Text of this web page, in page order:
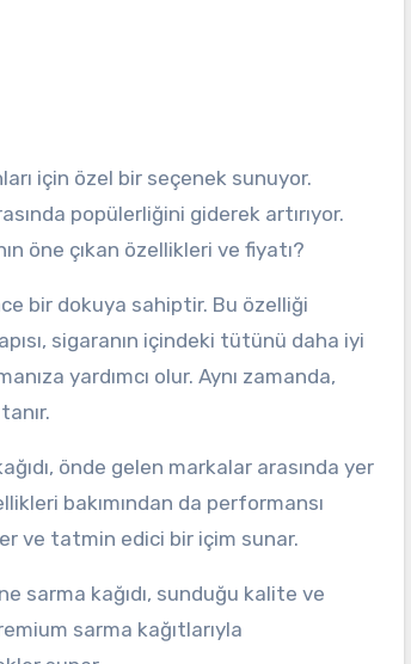
popülerliğini giderek artırıyor.
öne çıkan özellikleri ve fiyatı?
bir dokuya sahiptir. Bu özelliği
sigaranın içindeki tütünü daha iyi
yardımcı olur. Aynı zamanda,
önde gelen markalar arasında yer
bakımından da performansı
ve tatmin edici bir içim sunar.
sarma kağıdı, sunduğu kalite ve
sarma kağıtlarıyla